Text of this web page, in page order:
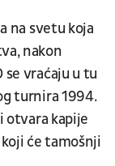
na svetu koja
nakon
se vraćaju u tu
turnira 1994.
otvara kapije
će tamošnji